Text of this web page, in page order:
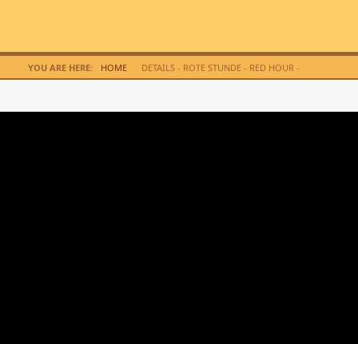
YOU ARE HERE: HOME DETAILS - ROTE STUNDE - RED HOUR -